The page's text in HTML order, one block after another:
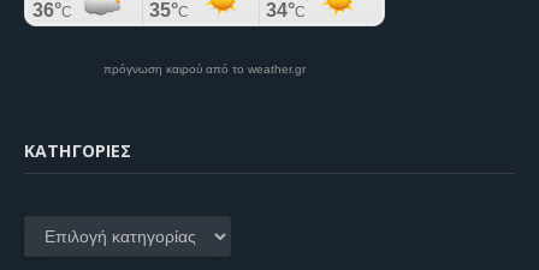
πρόγνωση καιρού από το weather.gr
KΑΤΗΓΟΡΊΕΣ
Kατηγορίες